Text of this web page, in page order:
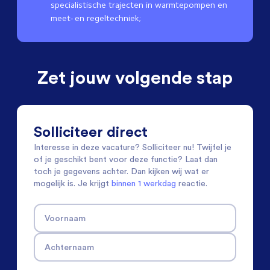
specialistische trajecten in warmtepompen en
meet- en regeltechniek;
Zet jouw volgende stap
Solliciteer direct
Interesse in deze vacature? Solliciteer nu! Twijfel je
of je geschikt bent voor deze functie? Laat dan
toch je gegevens achter. Dan kijken wij wat er
mogelijk is. Je krijgt binnen 1 werkdag reactie.
Voornaam
Achternaam